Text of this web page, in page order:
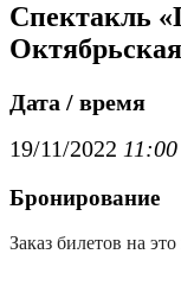
Спектакль
Дата / время
19/11/2022 11:00
Бронирование
Заказ билетов на